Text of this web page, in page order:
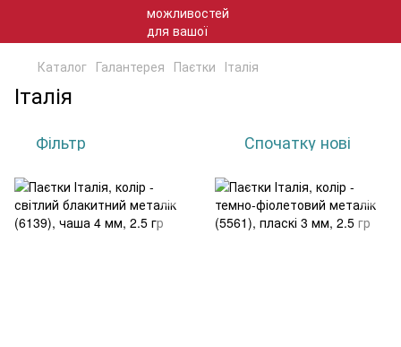
Каталог Галантерея Паєтки Італія
Італія
Фільтр Спочатку нові